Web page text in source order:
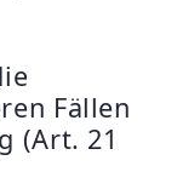
Fällen
(Art. 21